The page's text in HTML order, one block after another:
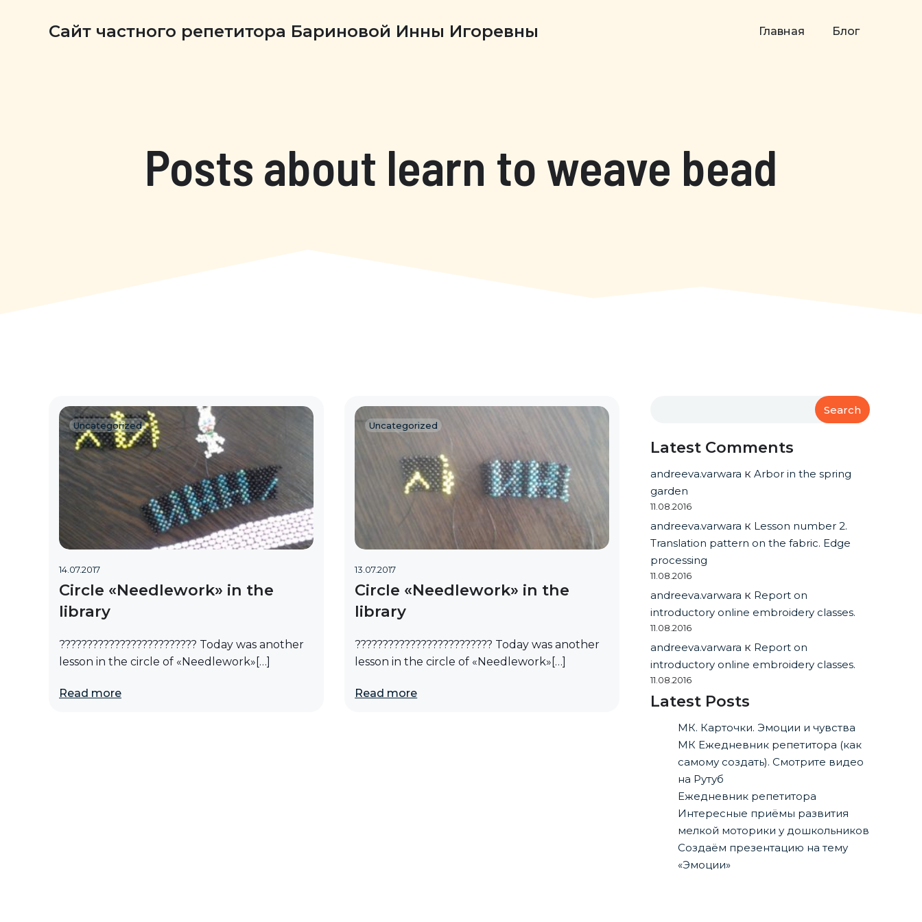
Сайт частного репетитора Бариновой Инны Игоревны Главная Блог
Posts about learn to weave bead
Uncategorized
14.07.2017
Circle «Needlework» in the
library
????????????????????????? Today was another
lesson in the circle of «Needlework»[…]
Read more
Uncategorized
13.07.2017
Circle «Needlework» in the
library
????????????????????????? Today was another
lesson in the circle of «Needlework»[…]
Read more
Search
Latest Comments
andreeva.varwara кArbor in the spring
garden
11.08.2016
andreeva.varwara к Lesson number 2.
Translation pattern on the fabric. Edge
processing
11.08.2016
andreeva.varwara к Report on
introductory online embroidery classes.
11.08.2016
andreeva.varwara к Report on
introductory online embroidery classes.
11.08.2016
Latest Posts
МК. Карточки. Эмоции и чувства
МК Ежедневник репетитора (как
самому создать). Смотрите видео
на Рутуб
Ежедневник репетитора
Интересные приёмы развития
мелкой моторики у дошкольников
Создаём презентацию на тему
«Эмоции»